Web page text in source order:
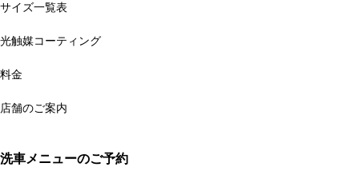
サイズ一覧表
光触媒コーティング
料金
店舗のご案内
洗車メニューのご予約